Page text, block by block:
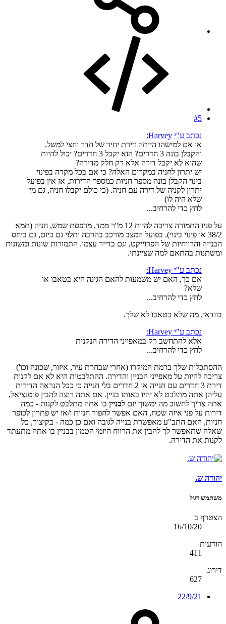
#5
נכתב ע"י Harvey:
או אם למישהו הייתה דירת יחיד של חדר וחצי למשל,
והקבלן בונה 3 חדרים? הוא יקבל 3 חדרים? יכול להיות
שהוא לא יקבל דירה אלא רק חלק מדירה?
יש יתרון לחניה במקרים האלה? כי אם בכל מקרה בפינוי
בינוי הקבלן בונה מספר חניות כמספר הדירות, אז אין בפועל
יתרון לקניה של דירה עם חניה. (כי כולם יקבלו חניה, גם מי
שלא היה לו)
לחץ כדי להרחיב...
על פניו התמורה צריכה להיות 12 מ''ר ממד, מרפסת שמש, חניה (תמא
38/2 או פינוי בינוי). בפועל המצב מורכב בהרבה ותלוי גם ביזם, גם ביחס
הבנייה והרווחיות של הפרוייקט, וגם בדייר עצמו. התמורות שונות ומשונות
ומשתנות בהתאם למה שציינתי.
נכתב ע"י Harvey:
אם כך, האם יש משמעות להאם הגינה היא בטאבו או
שלא?
לחץ כדי להרחיב...
בוודאי, מה שלא בטאבו לא שלך.
נכתב ע"י Harvey:
אלא להתחשב רק במאפייני הדירה הנקנית
לחץ כדי להרחיב...
ההסתכלות שלך ברמת המיקרו (אחרי שבחרת עיר, איזור, שכונה וכו')
צריכה להיות על מאפייני הבניין והדירה. ההתלבטות היא לא אם לקנות
דירת 3 חדרים עם חנייה או 2 חדרים בלי חנייה כי ככל הנראה הדירות
עליהן אתה מתלבט לא יהיו באותו בניין. אם אתה רוצה להבין פוטנציאל,
אתה צריך לחשוב מה ימשוך יזם לבניין בו אתה מתלבט לקנות - כמה
דירות על פני איזה שטח, האם אפשר לחפור חניות ו/או יש פתרון לכופר
חניות, האם התב"ע מאפשרת בנייה לגובה ואם כן כמה - בקיצור, כל
שאלה שתאפשר לך להבין את הרווח היזמי הטמון בבניין בו אתה מתעתד
לקנות את הדירה.
יהודה ש.
משתמש רגיל
הצטרף ב
16/10/20
הודעות
411
דירוג
627
22/9/21